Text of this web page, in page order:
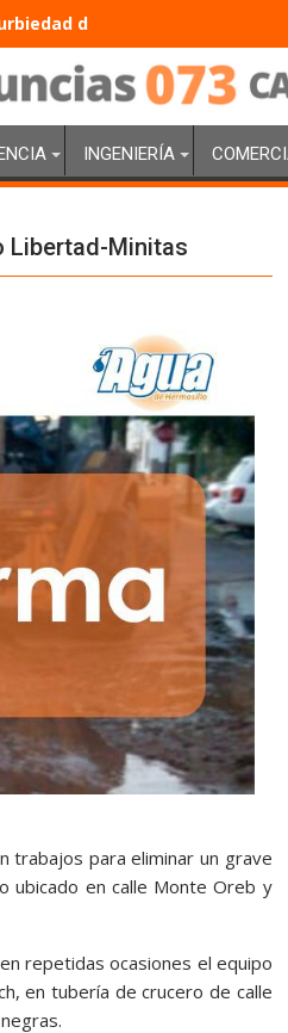
del agua que llega a El
INGENIERÍA
Libertad-Minitas
trabajos para eliminar un grave
ubicado en calle Monte Oreb y
repetidas ocasiones el equipo
en tubería de crucero de calle